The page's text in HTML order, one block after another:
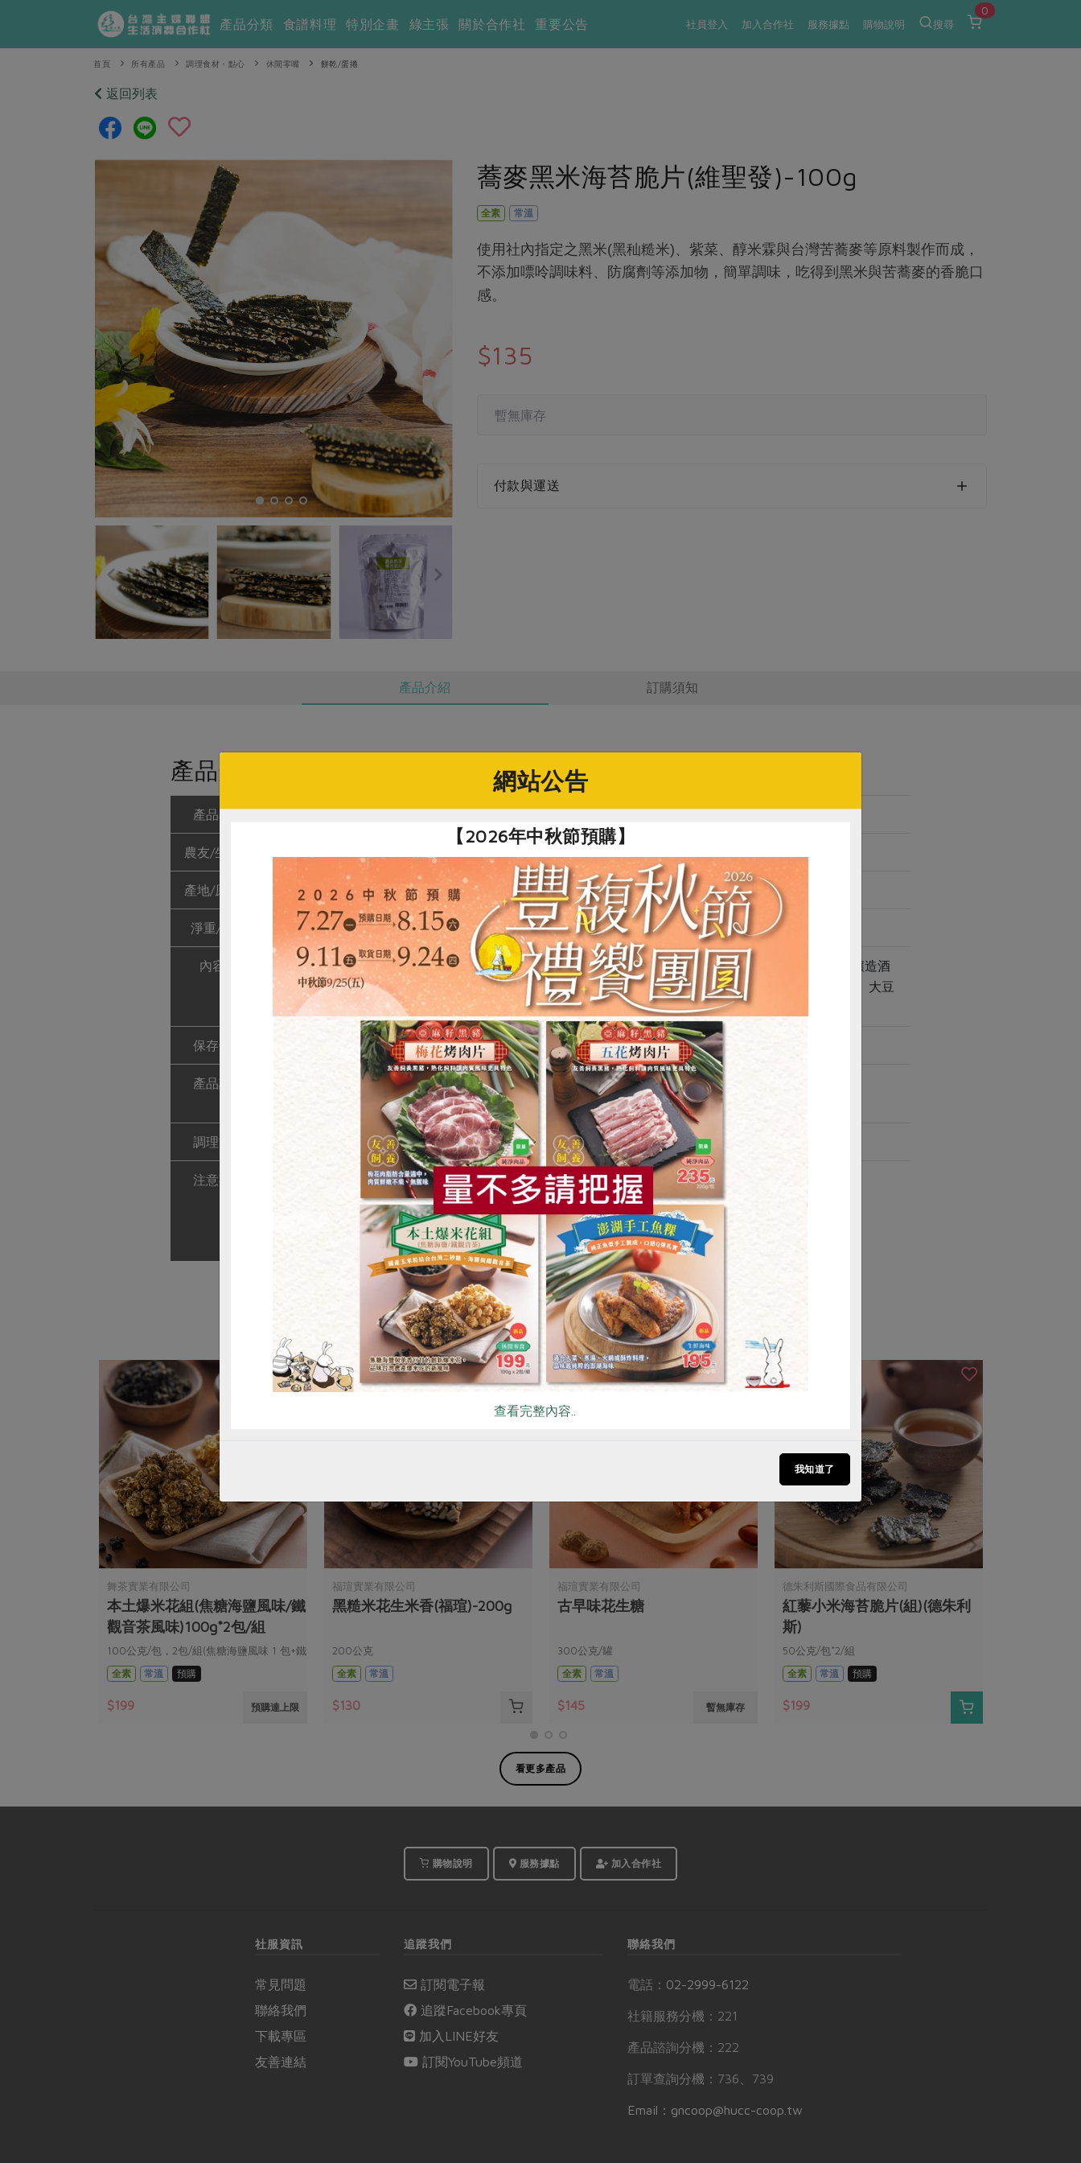
社員登入 加入合作社 服務據點 購物說明 搜尋
0
產品分類 食譜料理 特別企畫 綠主張 關於合作社 重要公告
首頁 所有產品 調理食材・點心 休閒零嘴 餅乾/蛋捲
返回列表
蕎麥黑米海苔脆片(維聖發)-100g
全素 常溫
使用社內指定之黑米(黑秈糙米)、紫菜、醇米霖與台灣苦蕎麥等原料製作而成，
不添加嘌呤調味料、防腐劑等添加物，簡單調味，吃得到黑米與苦蕎麥的香脆口
感。
$135
暫無庫存
付款與運送
產品介紹 訂購須知
產品規格(*為合作社指定原料)
產品名稱
農友/生產者
產地/原產地 台灣
淨重/數量 100公克
內容物
麥芽糖(麥芽、樹薯澱粉、水)、白芝麻、海苔*、黑秈糙米*、醇米霖*[米麴發酵調味液(水、米、米麴、釀造酒
精、釀造酢、鹽)、甘蔗液糖、釀造酢、鹽]、蕎麥、碘鹽、黑胡椒粉、混合濃縮生育醇(混合濃縮生育醇、大豆
油)(抗氧化劑)
保存條件 陰涼乾燥處未開封可保存8個月
產品說明
1. 使用合作社指定原料(以*表示)。
2. 將黑秈糙米、蕎麥利用膨發後佐以白芝麻等調味，製作出具有黑米、蕎麥香氣之海苔脆片。
調理方式
注意事項
1. 本產品含有芝麻、含麩質之穀物及其製品，對其過敏者請勿食用。
2. 本產品生產製程廠房，其設備或生產管線有處理甲殼類、芒果、堅果類、大豆、魚類及其製品
3. 內附保鮮劑2包，避免誤食
4. 開封後請盡速食用完畢
你可能有興趣的產品
舞茶實業有限公司
本土爆米花組(焦糖海鹽風味/鐵
觀音茶風味)100g*2包/組
100公克/包，2包/組(焦糖海鹽風味 1 包+鐵
觀音茶風味 1 包)
全素 常溫 預購
$199 預購達上限
福瑄實業有限公司
黑糙米花生米香(福瑄)-200g
200公克
全素
常溫
$130
福瑄實業有限公司
古早味花生糖
300公克/罐
全素
常溫
$145 暫無庫存
德朱利斯國際食品有限公司
紅藜小米海苔脆片(組)(德朱利
斯)
50公克/包*2/組
全素
常溫 預購
$199
看更多產品
購物說明 服務據點 加入合作社
社服資訊
常見問題
聯絡我們
下載專區
友善連結
追蹤我們
訂閱電子報
追蹤Facebook專頁
加入LINE好友
訂閱YouTube頻道
聯絡我們
電話： 02-2999-6122
社籍服務分機：221
產品諮詢分機：222
訂單查詢分機：736、739
Email：gncoop@hucc-coop.tw
惜食 RPET 食譜 減硝酸鹽 雞蛋 食安 共同購買
網站公告
【2026年中秋節預購】
查看完整內容..
我知道了